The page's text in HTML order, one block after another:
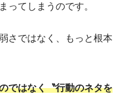
ってしまうのです。
さではなく、もっと根本
ではなく〝行動のネタを